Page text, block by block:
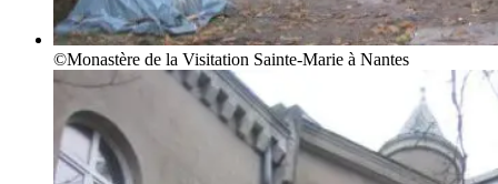
©Monastère de la Visitation Sainte-Marie à Nantes